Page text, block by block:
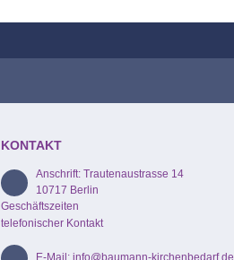
KONTAKT
Anschrift: Trautenaustrasse 14
10717 Berlin
Geschäftszeiten
telefonischer Kontakt
E-Mail: info@baumann-kirchenbedarf.de